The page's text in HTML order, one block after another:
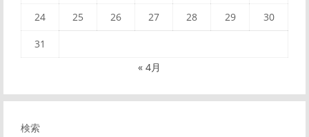
24 25 26 27 28 29 30
31
« 4月
検索